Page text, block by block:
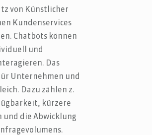
von Künstlicher
Kundenservices
Chatbots können
und
Das
Unternehmen und
Dazu zählen z.
kürzere
und die Abwicklung